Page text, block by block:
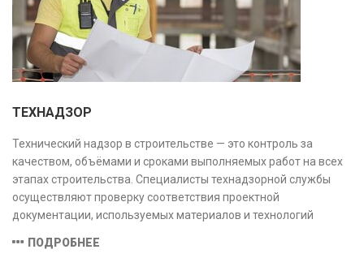
ТЕХНАДЗОР
Технический надзор в строительстве — это контроль за
качеством, объёмами и сроками выполняемых работ на всех
этапах строительства. Специалисты технадзорной службы
осуществляют проверку соответствия проектной
документации, используемых материалов и технологий
безопасность и надёжность объекта.
ПОДРОБНЕЕ